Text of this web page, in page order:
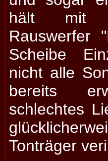
hält mit
Rauswerfer
Scheibe
nicht alle
bereits
schlechtes
Tonträger